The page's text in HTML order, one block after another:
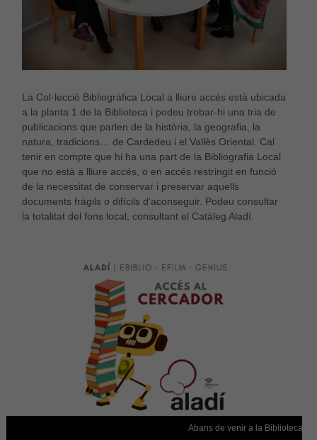
La Col·lecció Bibliogràfica Local a lliure accés està ubicada
a la planta 1 de la Biblioteca i podeu trobar-hi una tria de
publicacions que parlen de la història, la geografia, la
natura, tradicions… de Cardedeu i el Vallès Oriental. Cal
tenir en compte que hi ha una part de la Bibliografia Local
que no està a lliure accés, o en accés restringit en funció
de la necessitat de conservar i preservar aquells
documents fràgils o difícils d’aconseguir. Podeu consultar
la totalitat del fons local, consultant el Catàleg Aladí.
Abans de venir a la Biblioteca,
Aquestes
cookies no
són
opcionals,
són
necessàries